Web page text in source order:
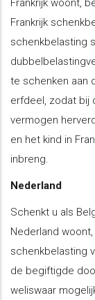
Frankrijk woont,
Frankrijk
schenkbelasting
te schenken aan
erfdeel, zodat bij
vermogen
en het kind in
inbreng.
Nederland
Schenkt u als
Nederland
schenkbelasting
de begiftigde
weliswaar